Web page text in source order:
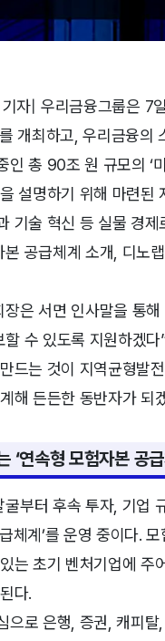
자| 우리금융그룹은 7
개최하고, 우리금융의
인 총 90조 원 규모의 ‘
설명하기 위해 마련된
기술 혁신 등 실물 경
본 공급체계 소개, 디노
은 서면 인사말을 통
수 있도록 지원하겠
드는 것이 지역균형발
해 든든한 동반자가 되
‘연속형 모험자본 공
부터 후속 투자, 기업
체계’를 운영 중이다.
는 초기 벤처기업에 주
다.
으로 은행, 증권, 캐피